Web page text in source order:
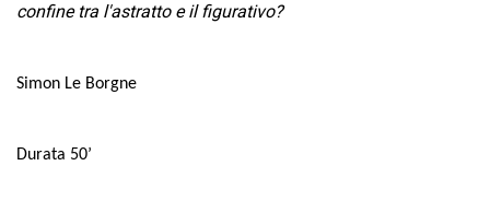
confine tra l'astratto e il figurativo?
Simon Le Borgne
Durata 50’